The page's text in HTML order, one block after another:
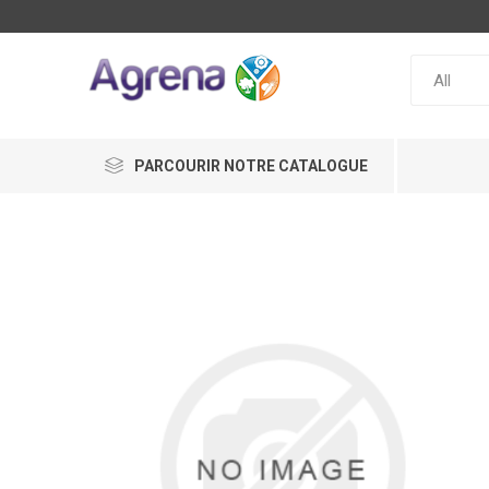
PARCOURIR NOTRE CATALOGUE